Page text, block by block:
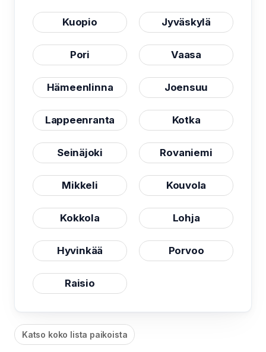
Kuopio Jyväskylä
Pori Vaasa
Hämeenlinna Joensuu
Lappeenranta Kotka
Seinäjoki Rovaniemi
Mikkeli Kouvola
Kokkola Lohja
Hyvinkää Porvoo
Raisio
Katso koko lista paikoista